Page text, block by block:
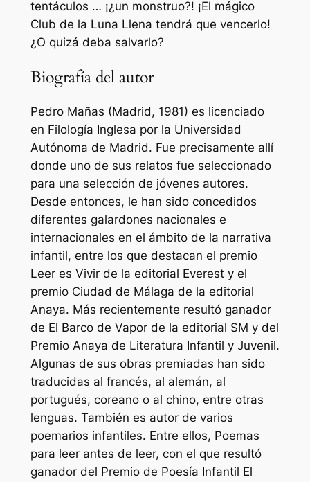
tentáculos … ¡¿un monstruo?! ¡El mágico
Club de la Luna Llena tendrá que vencerlo!
¿O quizá deba salvarlo?
Biografía del autor
Pedro Mañas (Madrid, 1981) es licenciado
en Filología Inglesa por la Universidad
Autónoma de Madrid. Fue precisamente allí
donde uno de sus relatos fue seleccionado
para una selección de jóvenes autores.
Desde entonces, le han sido concedidos
diferentes galardones nacionales e
internacionales en el ámbito de la narrativa
infantil, entre los que destacan el premio
Leer es Vivir de la editorial Everest y el
premio Ciudad de Málaga de la editorial
Anaya. Más recientemente resultó ganador
de El Barco de Vapor de la editorial SM y del
Premio Anaya de Literatura Infantil y Juvenil.
Algunas de sus obras premiadas han sido
traducidas al francés, al alemán, al
portugués, coreano o al chino, entre otras
lenguas. También es autor de varios
poemarios infantiles. Entre ellos, Poemas
para leer antes de leer, con el que resultó
ganador del Premio de Poesía Infantil El